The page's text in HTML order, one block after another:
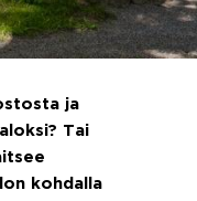
ja
Tai
kohdalla